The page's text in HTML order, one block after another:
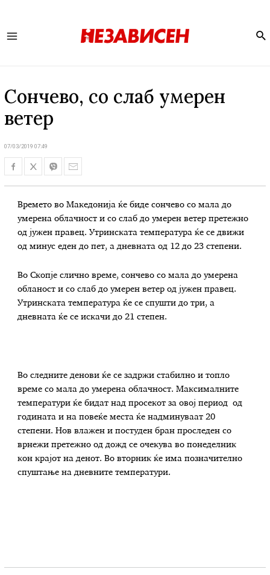
Сончево, со слаб умерен
ветер
07/03/2019 07:49
Времето во Македонија ќе биде сончево со мала до
умерена облачност и со слаб до умерен ветер претежно
од јужен правец. Утринската температура ќе се движи
од минус еден до пет, а дневната од 12 до 23 степени.
Во Скопје слично време, сончево со мала до умерена
обланост и со слаб до умерен ветер од јужен правец.
Утринската температура ќе се спушти до три, а
дневната ќе се искачи до 21 степен.
Во следните денови ќе се задржи стабилно и топло
време со мала до умерена облачност. Максималните
температури ќе бидат над просекот за овој период од
годината и на повеќе места ќе надминуваат 20
степени. Нов влажен и постуден бран проследен со
врнежи претежно од дожд се очекува во понеделник
кон крајот на денот. Во вторник ќе има позначително
спуштање на дневните температури.